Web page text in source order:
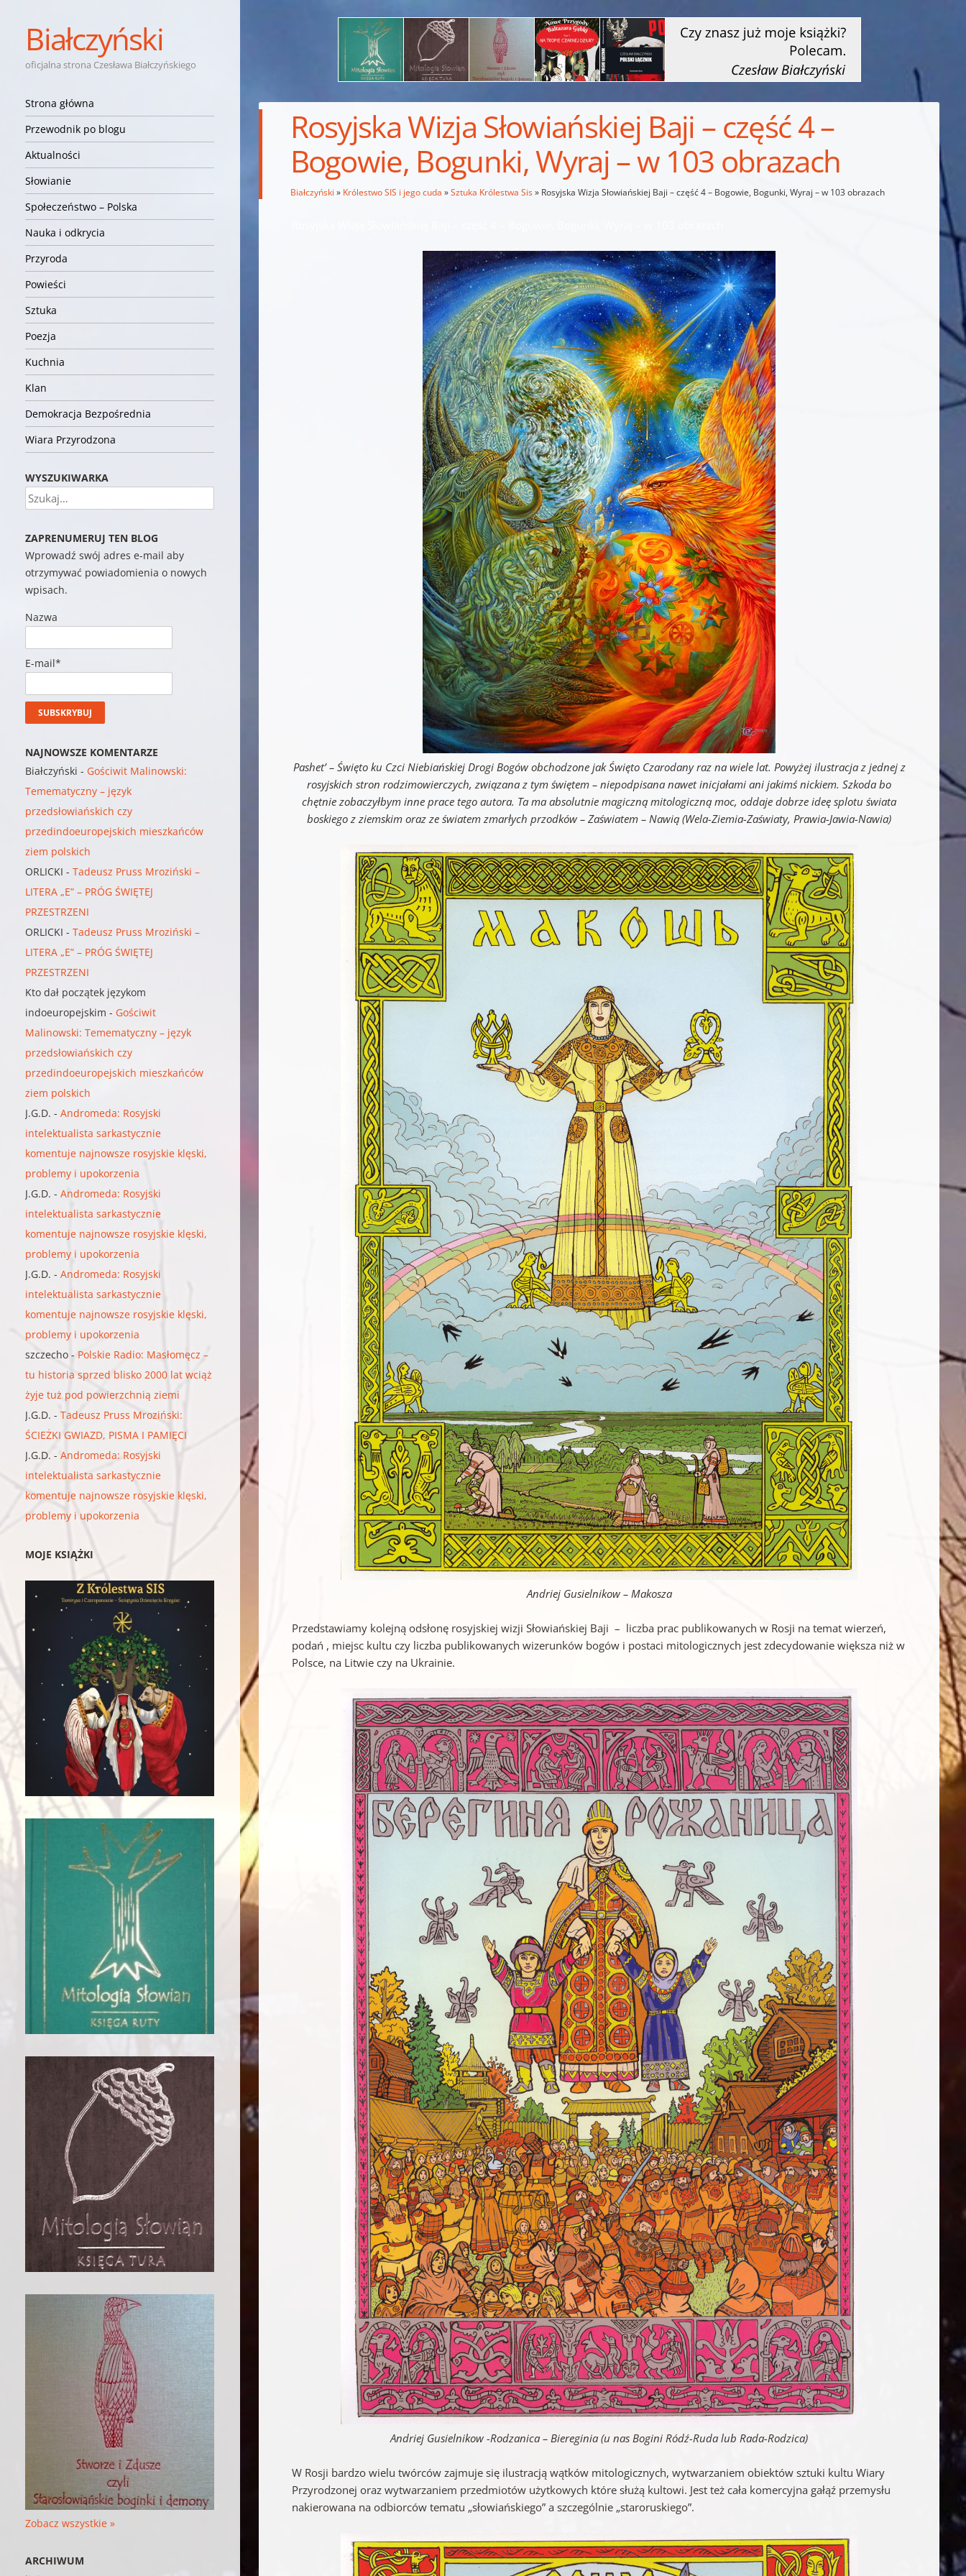
Białczyński
oficjalna strona Czesława Białczyńskiego
Nawigacja
Przejdź do treści
Strona główna
Przewodnik po blogu
Aktualności
Słowianie
Społeczeństwo – Polska
Nauka i odkrycia
Przyroda
Powieści
Sztuka
Poezja
Kuchnia
Klan
Demokracja Bezpośrednia
Wiara Przyrodzona
Rosyjska Wizja Słowiańskiej Baji – część 4 –
Bogowie, Bogunki, Wyraj – w 103 obrazach
Białczyński » Królestwo SIS i jego cuda »Sztuka Królestwa Sis» Rosyjska Wizja Słowiańskiej Baji – część 4 – Bogowie, Bogunki, Wyraj – w 103 obrazach
Pashet’ – Święto ku Czci Niebiańskiej Drogi Bogów obchodzone jak Święto Czarodany raz na wiele lat. Powyżej ilustracja z jednej z
rosyjskich stron rodzimowierczych, związana z tym świętem – niepodpisana nawet inicjałami ani jakimś nickiem. Szkoda bo
chętnie zobaczyłbym inne prace tego autora. Ta ma absolutnie magiczną mitologiczną moc, oddaje dobrze ideę splotu świata
boskiego z ziemskim oraz ze światem zmarłych przodków – Zaświatem – Nawią (Wela-Ziemia-Zaświaty, Prawia-Jawia-Nawia)
Andriej Gusielnikow – Makosza
Przedstawiamy kolejną odsłonę rosyjskiej wizji Słowiańskiej Baji – liczba prac publikowanych w Rosji na temat wierzeń,
podań , miejsc kultu czy liczba publikowanych wizerunków bogów i postaci mitologicznych jest zdecydowanie większa niż w
Polsce, na Litwie czy na Ukrainie.
Andriej Gusielnikow -Rodzanica – Biereginia (u nas Bogini Ródź-Ruda lub Rada-Rodzica)
W Rosji bardzo wielu twórców zajmuje się ilustracją wątków mitologicznych, wytwarzaniem obiektów sztuki kultu Wiary
Przyrodzonej oraz wytwarzaniem przedmiotów użytkowych które służą kultowi. Jest też cała komercyjna gałąź przemysłu
nakierowana na odbiorców tematu „słowiańskiego” a szczególnie „staroruskiego”.
WYSZUKIWARKA
Szukaj
ZAPRENUMERUJ TEN BLOG
Wprowadź swój adres e-mail aby
otrzymywać powiadomienia o nowych
wpisach.
Nazwa
E-mail*
NAJNOWSZE KOMENTARZE
Białczyński - Gościwit Malinowski:
Temematyczny – język
przedsłowiańskich czy
przedindoeuropejskich mieszkańców
ziem polskich
ORLICKI -Tadeusz Pruss Mroziński –
LITERA „E” – PRÓG ŚWIĘTEJ
PRZESTRZENI
ORLICKI -Tadeusz Pruss Mroziński –
LITERA „E” – PRÓG ŚWIĘTEJ
PRZESTRZENI
Kto dał początek językom
indoeuropejskim - Gościwit
Malinowski: Temematyczny – język
przedsłowiańskich czy
przedindoeuropejskich mieszkańców
ziem polskich
J.G.D. -Andromeda: Rosyjski
intelektualista sarkastycznie
komentuje najnowsze rosyjskie klęski,
problemy i upokorzenia
J.G.D. -Andromeda: Rosyjski
intelektualista sarkastycznie
komentuje najnowsze rosyjskie klęski,
problemy i upokorzenia
J.G.D. -Andromeda: Rosyjski
intelektualista sarkastycznie
komentuje najnowsze rosyjskie klęski,
problemy i upokorzenia
szczecho - Polskie Radio: Masłomęcz –
tu historia sprzed blisko 2000 lat wciąż
żyje tuż pod powierzchnią ziemi
J.G.D. -Tadeusz Pruss Mroziński:
ŚCIEŻKI GWIAZD, PISMA I PAMIĘCI
J.G.D. -Andromeda: Rosyjski
intelektualista sarkastycznie
komentuje najnowsze rosyjskie klęski,
problemy i upokorzenia
MOJE KSIĄŻKI
Zobacz wszystkie »
ARCHIWUM